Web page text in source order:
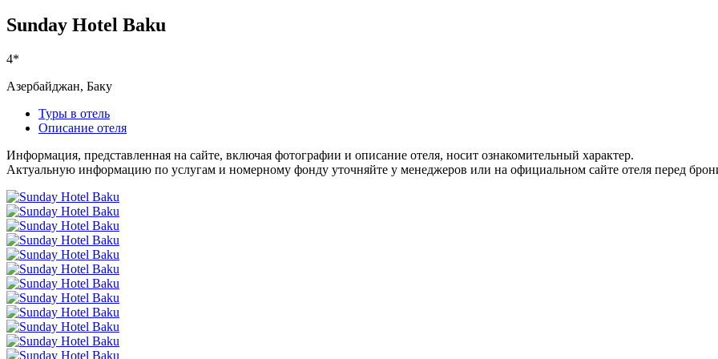
Sunday Hotel Baku
4*
Азербайджан, Баку
Туры в отель
Описание отеля
Информация, представленная на сайте, включая фотографии и описание отеля, носит ознакомительный характер.
Актуальную информацию по услугам и номерному фонду уточняйте у менеджеров или на официальном сайте отеля перед